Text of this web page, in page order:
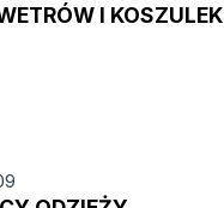
I KOSZULEK